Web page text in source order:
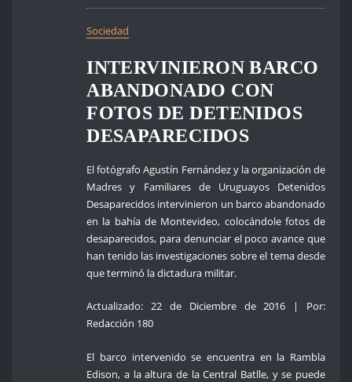
Sociedad
INTERVINIERON BARCO
ABANDONADO CON
FOTOS DE DETENIDOS
DESAPARECIDOS
El fotógrafo Agustín Fernández y la organización de
Madres y Familiares de Uruguayos Detenidos
Desaparecidos intervinieron un barco abandonado
en la bahía de Montevideo, colocándole fotos de
desaparecidos, para denunciar el poco avance que
han tenido las investigaciones sobre el tema desde
que terminó la dictadura militar.
Actualizado: 22 de Diciembre de 2016 | Por:
Redacción 180
El barco intervenido se encuentra en la Rambla
Edison, a la altura de la Central Batlle, y se puede